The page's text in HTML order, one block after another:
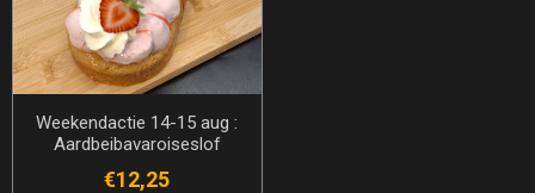
Weekendactie 14-15 aug :
Aardbeibavaroiseslof
€12,25